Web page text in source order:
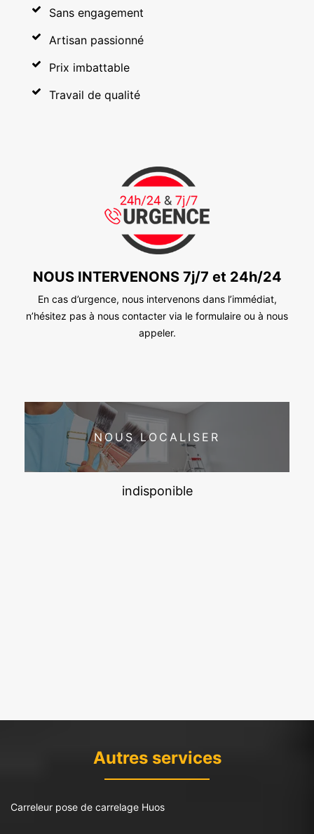
Sans engagement
Artisan passionné
Prix imbattable
Travail de qualité
NOUS INTERVENONS 7j/7 et 24h/24
En cas d’urgence, nous intervenons dans l’immédiat,
n’hésitez pas à nous contacter via le formulaire ou à nous
appeler.
NOUS LOCALISER
indisponible
Autres services
Carreleur pose de carrelage Huos